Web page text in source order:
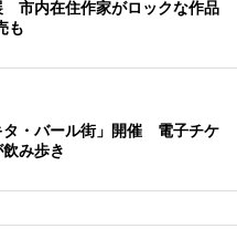
市内在住作家がロックな作品
も
タ・バール街」開催 電子チケ
み歩き